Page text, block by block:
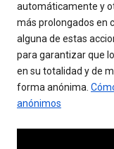
automáticamente y
más prolongados en
alguna de estas
para garantizar que
en su totalidad y de
forma anónima.
anónimos